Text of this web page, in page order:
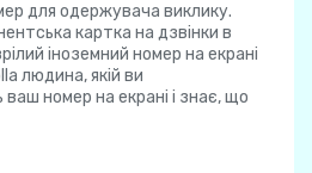
для одержувача виклику.
картка на дзвінки в
іноземний номер на екрані
людина, якій ви
номер на екрані і знає, що